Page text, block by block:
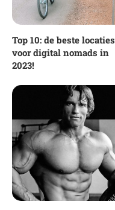
Top 10: de beste locaties
voor digital nomads in
2023!